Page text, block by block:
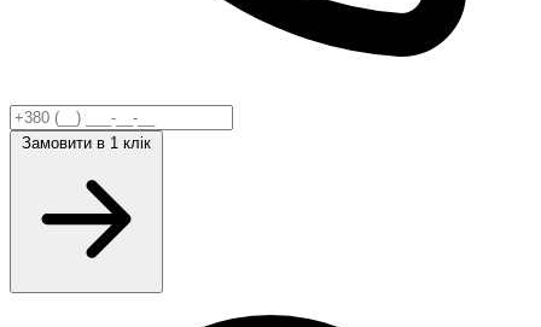
Замовити в 1 клік